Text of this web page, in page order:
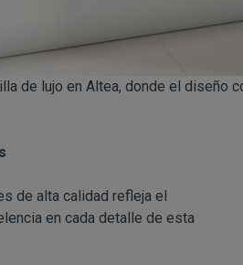
de lujo en Altea, donde el diseño
de alta calidad refleja el
en cada detalle de esta